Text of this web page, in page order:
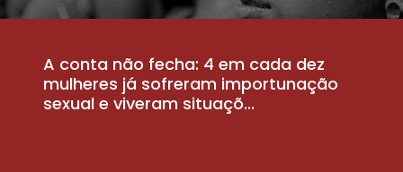
A conta não fecha: 4 em cada dez
mulheres já sofreram importunação
sexual e viveram situaçõ...